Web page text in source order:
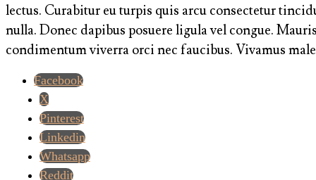
lectus. Curabitur eu turpis quis arcu consectetur
nulla. Donec dapibus posuere ligula vel congue.
condimentum viverra orci nec faucibus. Vivamus
Facebook
X
Pinterest
Linkedin
Whatsapp
Reddit